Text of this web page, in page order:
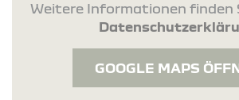
Weitere Informationen finden
GOOGLE MAPS